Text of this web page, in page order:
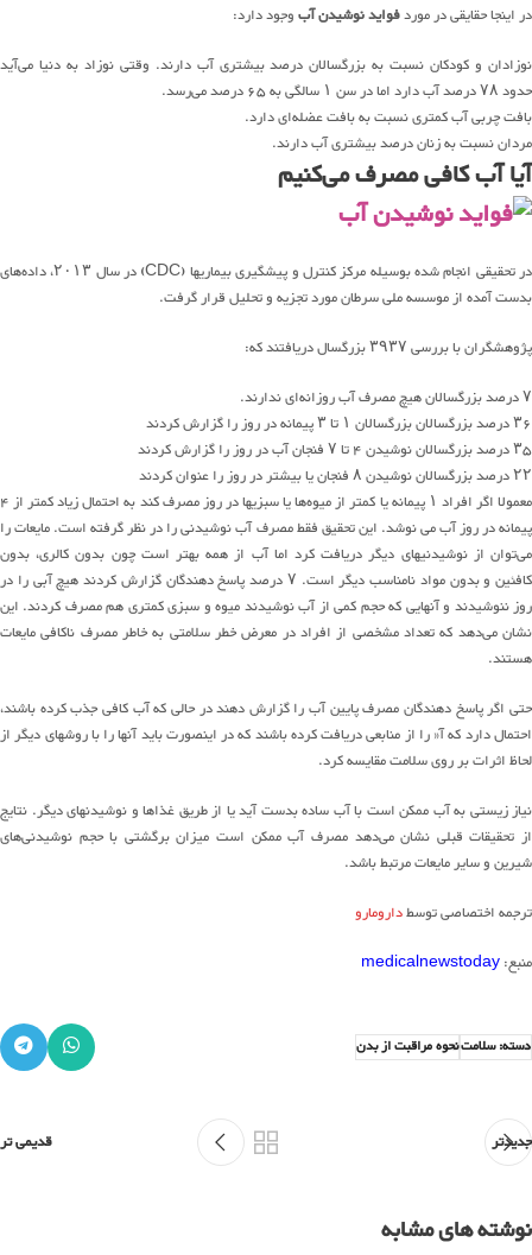
در اینجا حقایقی در موردفواید نوشیدن آبوجود دارد:
نوزادان و کودکان نسبت به بزرگسالان درصد بیشتری آب دارند. وقتی نوزاد به دنیا می‌آید
حدود ۷۸ درصد آب دارد اما در سن ۱ سالگی به ۶۵ درصد می‌رسد.
بافت چربی آب کمتری نسبت به بافت عضله‌ای دارد.
مردان نسبت به زنان درصد بیشتری آب دارند.
آیا آب کافی مصرف می‌کنیم
در تحقیقی انجام شده بوسیله مرکز کنترل و پیشگیری بیماریها (CDC) در سال ۲۰۱۳، داده‌های
بدست آمده از موسسه ملی سرطان مورد تجزیه و تحلیل قرار گرفت.
پژوهشگران با بررسی ۳۹۳۷ بزرگسال دریافتند که:
۷ درصد بزرگسالان هیچ مصرف آب روزانه‌ای ندارند.
۳۶ درصد بزرگسالان بزرگسالان ۱ تا ۳ پیمانه در روز را گزارش کردند
۳۵ درصد بزرگسالان نوشیدن ۴ تا ۷ فنجان آب در روز را گزارش کردند
۲۲ درصد بزرگسالان نوشیدن ۸ فنجان یا بیشتر در روز را عنوان کردند
معمولا اگر افراد ۱ پیمانه یا کمتر از میوه‌ها یا سبزیها در روز مصرف کند به احتمال زیاد کمتر از ۴
پیمانه در روز آب می نوشد. این تحقیق فقط مصرف آب نوشیدنی را در نظر گرفته است. مایعات را
می‌توان از نوشیدنیهای دیگر دریافت کرد اما آب از همه بهتر است چون بدون کالری، بدون
کافئین و بدون مواد نامناسب دیگر است. ۷ درصد پاسخ دهندگان گزارش کردند هیچ آبی را در
روز ننوشیدند و آنهایی که حجم کمی از آب نوشیدند میوه و سبزی کمتری هم مصرف کردند. این
نشان می‌دهد که تعداد مشخصی از افراد در معرض خطر سلامتی به خاطر مصرف ناکافی مایعات
هستند.
حتی اگر پاسخ دهندگان مصرف پایین آب را گزارش دهند در حالی که آب کافی جذب کرده باشند،
احتمال دارد که آ« را از منابعی دریافت کرده باشند که در اینصورت باید آنها را با روشهای دیگر از
لحاظ اثرات بر روی سلامت مقایسه کرد.
نیاز زیستی به آب ممکن است با آب ساده بدست آید یا از طریق غذاها و نوشیدنهای دیگر. نتایج
از تحقیقات قبلی نشان می‌دهد مصرف آب ممکن است میزان برگشتی با حجم نوشیدنی‌های
شیرین و سایر مایعات مرتبط باشد.
ترجمه اختصاصی توسطدارومارو
منبع:medicalnewstoday
دسته: سلامتنحوه مراقبت از بدن
جدیدتر قدیمی تر
نوشته های مشابه